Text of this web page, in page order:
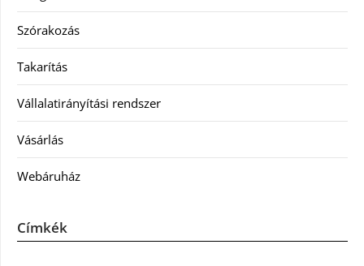
Szórakozás
Takarítás
Vállalatirányítási rendszer
Vásárlás
Webáruház
Címkék